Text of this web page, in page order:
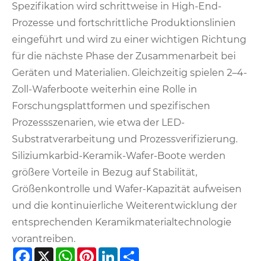
Spezifikation wird schrittweise in High-End-
Prozesse und fortschrittliche Produktionslinien
eingeführt und wird zu einer wichtigen Richtung
für die nächste Phase der Zusammenarbeit bei
Geräten und Materialien. Gleichzeitig spielen 2–4-
Zoll-Waferboote weiterhin eine Rolle in
Forschungsplattformen und spezifischen
Prozessszenarien, wie etwa der LED-
Substratverarbeitung und Prozessverifizierung.
Siliziumkarbid-Keramik-Wafer-Boote werden
größere Vorteile in Bezug auf Stabilität,
Größenkontrolle und Wafer-Kapazität aufweisen
und die kontinuierliche Weiterentwicklung der
entsprechenden Keramikmaterialtechnologie
vorantreiben.
Facebook
X WhatsApp
PinterestLinkedIn